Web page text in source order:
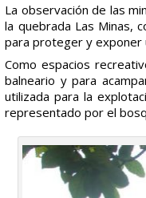
La observación de las
la quebrada Las Minas,
para proteger y exponer
Como espacios
balneario y para
utilizada para la
representado por el